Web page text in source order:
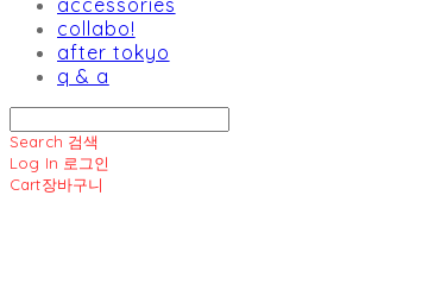
accessories
collabo!
after tokyo
q & a
Search 검색
Log In 로그인
Cart장바구니